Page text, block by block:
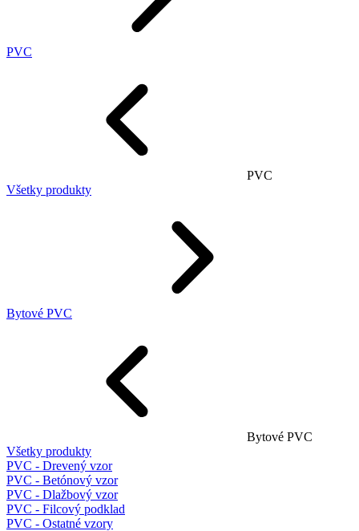
PVC
PVC
Všetky produkty
Bytové PVC
Bytové PVC
Všetky produkty
PVC - Drevený vzor
PVC - Betónový vzor
PVC - Dlažbový vzor
PVC - Filcový podklad
PVC - Ostatné vzory